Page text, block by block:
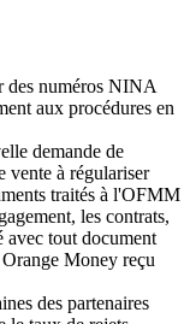
des numéros NINA
aux procédures en
demande de
vente à régulariser
traités à l'OFMM
les contrats,
tout document
Money reçu
des partenaires